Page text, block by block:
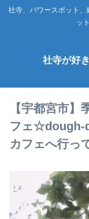
社寺、パワースポット
ッ
社寺が好
【宇都宮市
フェ☆dough-
カフェへ行っ